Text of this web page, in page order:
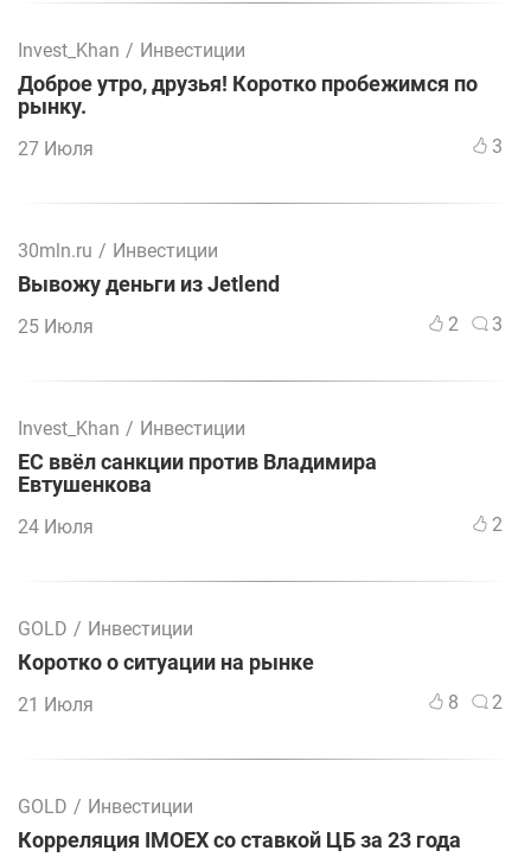
Invest_Khan / Инвестиции
Доброе утро, друзья! Коротко пробежимся по
рынку.
27 Июля 3
30mln.ru / Инвестиции
Вывожу деньги из Jetlend
25 Июля 2 3
Invest_Khan / Инвестиции
ЕС ввёл санкции против Владимира
Евтушенкова
24 Июля 2
GOLD / Инвестиции
Коротко о ситуации на рынке
21 Июля 8 2
GOLD / Инвестиции
Корреляция IMOEX со ставкой ЦБ за 23 года